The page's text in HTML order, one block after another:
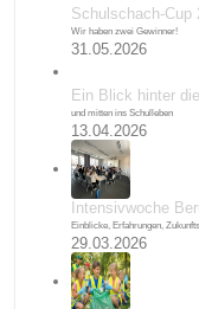
Schulschach-Cup
Wir haben zwei Gewinner!
31.05.2026
Ein Blick hinter
und mitten ins Schulleben
13.04.2026
Intensivwoche
Einblicke, Erfahrungen,
29.03.2026